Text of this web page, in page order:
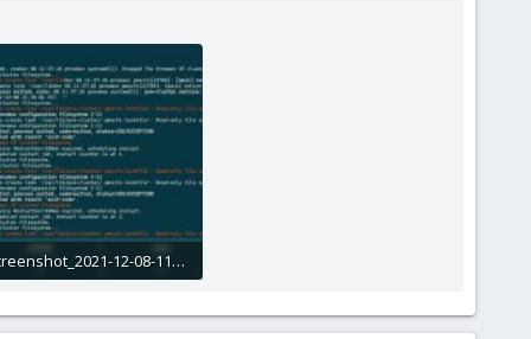
Screenshot_2021-12-08-11-38-41-476_com.sonelli.juicessh_copy_1322x610.jpg